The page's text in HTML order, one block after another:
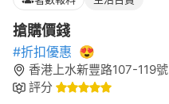
搶購價錢
#折扣優惠 😍
香港上水新豐路107-119號
評分